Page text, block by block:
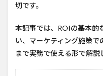
切です。
本記事では、ROIの基本的
い、マーケティング施策
まで実務で使える形で解説